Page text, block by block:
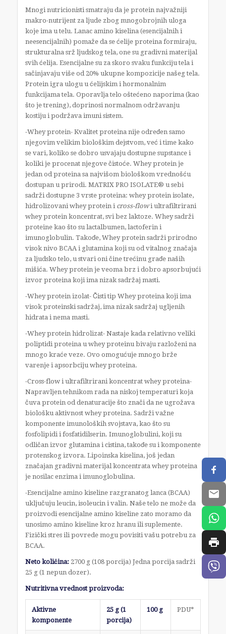
Mnogi nutricionisti smatraju da je protein najvažniji
makro-nutrijent za ljude zbog mnogobrojnih uloga
koje ima u telu. Lanac amino kiselina (esencijalnih i
neesencijalnih) pomaže da se ćelije proteina formiraju,
strukturalna srž ljudskog tela, one su gradivni materijal
svih ćelija. Esencijalne su za skoro svaku funkciju tela i
sačinjavaju više od 20% ukupne kompozicije našeg tela.
Protein igra ulogu u ćelijskim i hormonalnim
funkcijama tela. Oporavlja telo oštećeno naporima (kao
što je trening), doprinosi normalnom održavanju
kostiju i podržava imuni sistem.
-Whey protein- Kvalitet proteina nije određen samo
njegovim velikim biološkim dejstvom, već i time kako
se vari, koliko se dobro usvajaju dostupne supstance i
koliki je procenat njegove čistoće. Whey protein je
jedan od proteina sa najvišom biološkom vrednošću
dostupan u prirodi. MATRIX PRO ISOLATE® u sebi
sadrži dostupne 3 vrste proteina: whey protein isolate,
hidrolizovani whey protein i cross-flowi ultrafiltrirani
whey protein koncentrat, svi bez laktoze. Whey sadrži
proteine kao što su lactalbumen, lactoferin i
imunoglobulin. Takođe, Whey protein sadrži prirodno
visok nivo BCAA i glutamina koji su od vitalnog značaja
za ljudsko telo, u stvari oni čine trećinu građe naših
mišića. Whey protein je veoma brz i dobro apsorbujući
izvor proteina koji ima nizak sadržaj masti.
-Whey protein izolat- Čisti tip Whey proteina koji ima
visok proteinski sadržaj, ima nizak sadržaj ugljenih
hidrata i nema masti.
-Whey protein hidrolizat- Nastaje kada relativno veliki
poliptidi proteina u whey proteinu bivaju razloženi na
mnogo kraće veze. Ovo omogućuje mnogo brže
varenje i apsorbciju whey proteina.
-Cross-flow i ultrafiltrirani koncentrat whey proteina-
Napravljen tehnikom rada na niskoj temperaturi koja
čuva protein od denaturacije što znači da ne ugrožava
biološku aktivnost whey proteina. Sadrži važne
komponente imunoloških svojstava, kao što su
fosfolipidi i fosfatidilserin. Imunoglobulini, koji su
odličan izvor glutamina i cistina, takođe su i komponente
protenskog izvora. Lipoinska kiselina, još jedan
značajan gradivni materijal koncentrata whey proteina
je nosilac enzima i imunoglobulina.
-Esencijalne amino kiseline razgranatog lanca (BCAA)
uključuju leucin, isoleucin i valin. Naše telo ne može da
proizvodi esencijalne amino kiseline zato moramo da
unosimo amino kiseline kroz hranu ili suplemente.
Fizički stres ili povrede mogu povisiti vašu potrebu za
BCAA.
Neto količina: 2700 g (108 porcija) Jedna porcija sadrži
25 g (1 nepun dozer).
Nutritivna vrednost proizvoda:
Aktivne
komponente
25 g (1
porcija)
100 g PDU*